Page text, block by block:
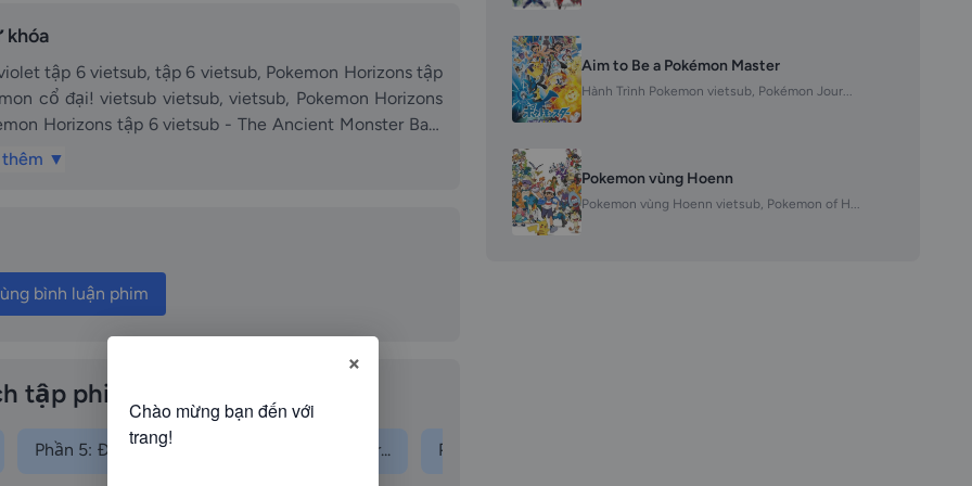
khóa
Pokemon Horizons tập
vietsub, vietsub, Pokemon Horizons
tập 6 thuyết minh, Pokemon Scalet và violet tập
Monster Ball! Quả cầu Pokemon cổ đại! vietsub lồng
vietsub lồng tiếng, episode 6, Pokemon
6, Pokemon 2023 tập 6 vietsub, Pokemon 2023 tập 6
Horizons tap 6 vietsub Pokemon Scalet va violet tap 6
The Ancient Monster Ball Qua cau Pokemon co dai
Pokemon Horizons phan tap Pokemon Horizons
co dai vietsub vietsub Pokemon Horizons tap 6
thêm ▼
bình luận phim
tập phim
Phần 5: Đi... Phần 6: Ti... Phần 7: Tr... Phần 8: Hà...
Aim to Be a Pokémon Master
Hành Trình Pokemon vietsub, Pokémon Jour...
Pokemon vùng Hoenn
Pokemon vùng Hoenn vietsub, Pokemon of H...
×